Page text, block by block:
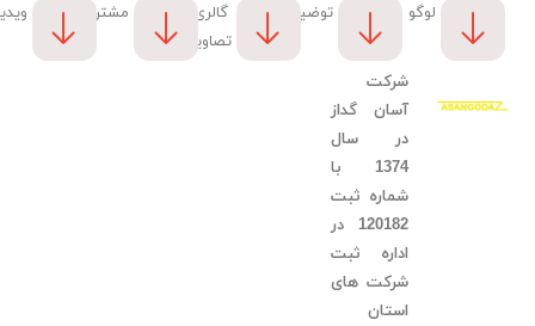
لوگو توضیحات
شرکت
آسان گداز
در سال
1374 با
شماره ثبت
120182 در
اداره ثبت
شرکت های
استان
گالری
تصاویر
مشتریان